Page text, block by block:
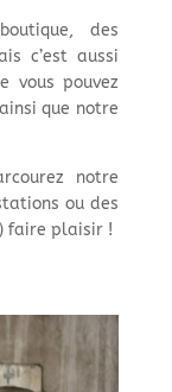
des
c’est aussi
vous pouvez
que notre
notre
ou des
faire plaisir !